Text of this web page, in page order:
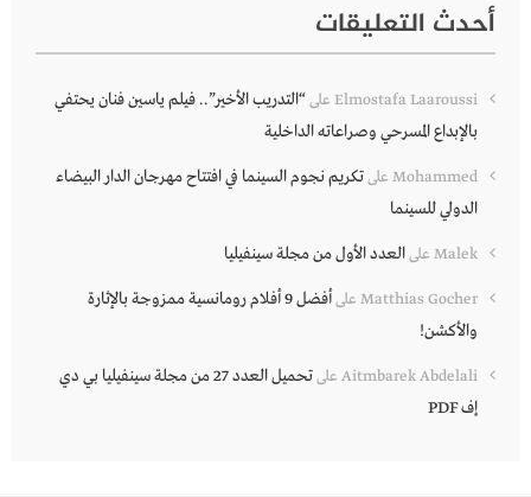
أحدث التعليقات
Elmostafa Laaroussi على“التدريب الأخير”.. فيلم ياسين فنان يحتفي
بالإبداع المسرحي وصراعاته الداخلية
Mohammed علىتكريم نجوم السينما في افتتاح مهرجان الدار البيضاء
الدولي للسينما
Malek علىالعدد الأول من مجلة سينفيليا
Matthias Gocher على
أفضل 9 أفلام رومانسية ممزوجة بالإثارة
والأكشن!
Aitmbarek Abdelali على
تحميل العدد 27 من مجلة سينفيليا بي دي
إف PDF